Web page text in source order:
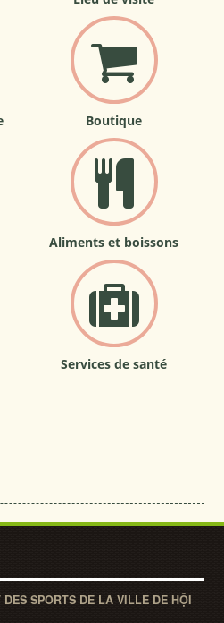
Boutique
Aliments et boissons
Services de santé
SPORTS DE LA VILLE DE HỘI